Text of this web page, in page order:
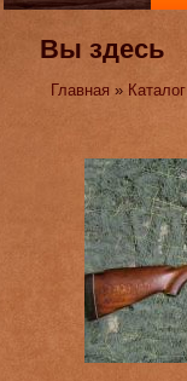
Вы здесь
Главная » Каталог